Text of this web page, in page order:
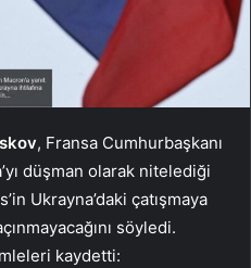
, Fransa Cumhurbaşkanı
düşman olarak nitelediği
Ukrayna’daki çatışmaya
söyledi.
kaydetti: